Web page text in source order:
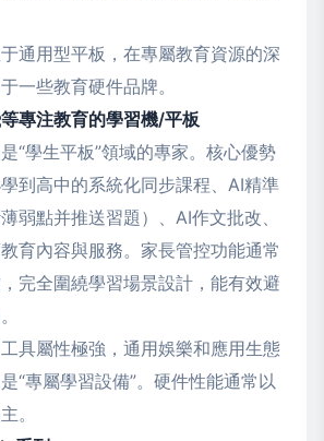
于通用型平板，在專屬教育資源的深
一些教育硬件品牌。
專注教育的學習機/平板
是“學生平板”領域的專家。核心優勢
到高中的系統化同步課程、AI精準
弱點并推送習題）、AI作文批改、
育內容與服務。家長管控功能通常
完全圍繞學習場景設計，能有效避
工具屬性極強，通用娛樂和應用生態
“專屬學習設備”。硬件性能通常以
。